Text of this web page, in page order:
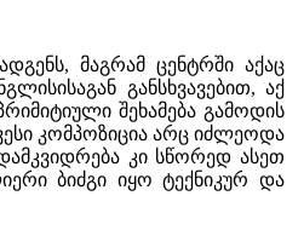
მაგრამ ცენტრში აქაც
განსხვავებით, აქ
შეხამება გამოდის
კომპოზიცია არც იძლეოდა
კი სწორედ ასეთ
ბიძგი იყო ტექნიკურ და